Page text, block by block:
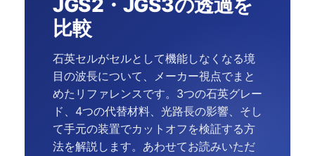
JGS2・JGS3の透過を
比較
石英セルがセルとして機能しなくなる境
目の波長について、メーカー視点でまと
めたリファレンスです。3つの石英グレー
ド、4つの代替材料、光路長の影響、そし
て手元の装置でカットオフを検証する方
法を解説します。あわせてお読みいただ